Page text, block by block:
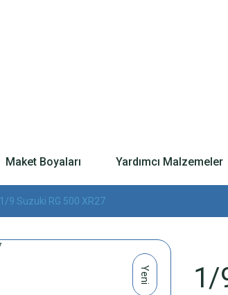
Maket Boyaları Yardımcı Malzemeler
1/9 Suzuki RG 500 XR27
Yeni 1/